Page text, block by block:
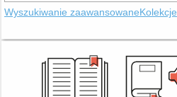
Wyszukiwanie zaawansowaneKolekcje